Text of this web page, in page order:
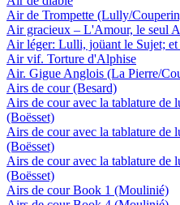
Air de Trompette (Lully/
Air gracieux – L'Amour, le seul
Air léger: Lulli, joüant le Sujet; et
Air vif. Torture d'Alphise
Air. Gigue Anglois (La Pierre/
Airs de cour (Besard)
Airs de cour avec la tablature de
(Boësset)
Airs de cour avec la tablature de
(Boësset)
Airs de cour avec la tablature de
(Boësset)
Airs de cour Book 1 (Moulinié)